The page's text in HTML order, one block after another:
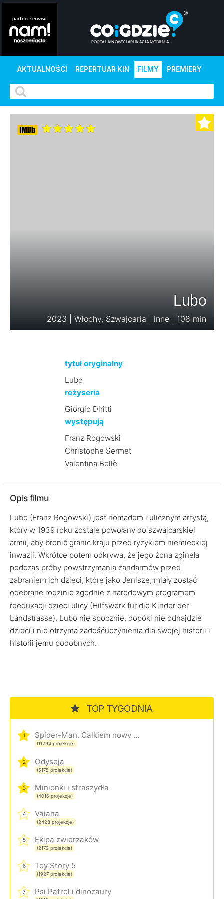
AKTUALNOŚCI REPERTUAR KIN FILMY PREMIERY
Lubo
2023 | Włochy, Szwajcaria | inne | 108 min
tytuł oryginalny
Lubo
reżyseria
Giorgio Diritti
występują
Franz Rogowski
Christophe Sermet
Valentina Bellè
Opis filmu
Lubo (Franz Rogowski) jest nomadem i ulicznym artystą,
który w 1939 roku zostaje powołany do szwajcarskiej
armii, aby bronić granic kraju przed ryzykiem niemieckiej
inwazji. Wkrótce potem odkrywa, że jego żona zginęła
podczas próby powstrzymania żandarmów przed
zabraniem ich dzieci, które jako Jenisze, miały zostać
odebrane rodzinie zgodnie z narodowym programem
reedukacji dzieci ulicy (Hilfswerk für die Kinder der
Landstrasse). Lubo nie spocznie, dopóki nie odnajdzie
dzieci i nie otrzyma zadośćuczynienia dla swojej historii i
historii jemu podobnych.
TOP TYGODNIA
1 Spider-Man. Całkiem nowy dzień
(11294 projekcje)
2 Odyseja
(5175 projekcje)
3 Minionki i straszydła
(4016 projekcje)
4 Vaiana
(2423 projekcje)
5 Ekipa zwierzaków
(2179 projekcje)
6 Toy Story 5
(1927 projekcje)
7 Psi Patrol i dinozaury